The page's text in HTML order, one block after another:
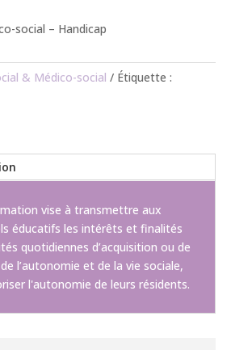
social – Handicap
& Médico-social
Étiquette :
vise à transmettre aux
éducatifs les intérêts et finalités
quotidiennes d’acquisition ou de
l’autonomie et de la vie sociale,
l'autonomie de leurs résidents.